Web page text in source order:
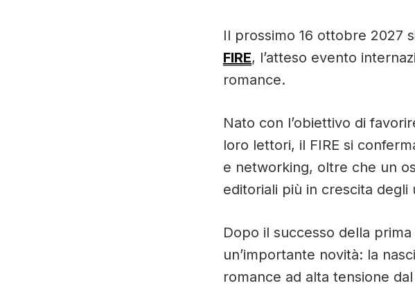
Il prossimo 16 ottobre 2027
FIRE, l’atteso evento
romance.
Nato con l’obiettivo di
loro lettori, il FIRE si
e networking, oltre che un
editoriali più in crescita degli
Dopo il successo della
un’importante novità: la
romance ad alta tensione